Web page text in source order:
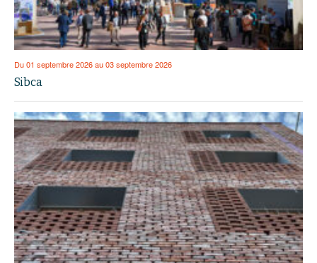
Du 01 septembre 2026 au 03 septembre 2026
Sibca